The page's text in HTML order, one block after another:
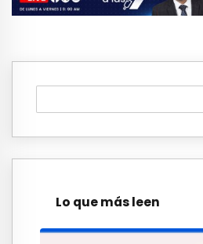
Lo que más leen